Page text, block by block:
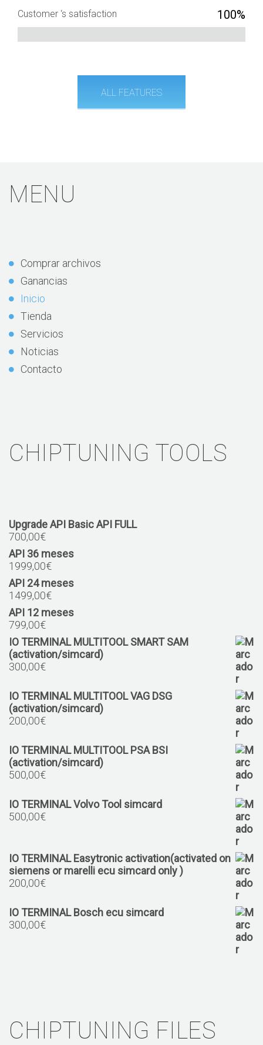
Customer ‘s satisfaction 100%
ALL FEATURES
MENU
Comprar archivos
Ganancias
Inicio
Tienda
Servicios
Noticias
Contacto
CHIPTUNING TOOLS
Upgrade API Basic API FULL
700,00€
API 36 meses
1999,00€
API 24 meses
1499,00€
API 12 meses
799,00€
IO TERMINAL MULTITOOL SMART SAM
(activation/simcard)
300,00€
IO TERMINAL MULTITOOL VAG DSG
(activation/simcard)
200,00€
IO TERMINAL MULTITOOL PSA BSI
(activation/simcard)
500,00€
IO TERMINAL Volvo Tool simcard
500,00€
IO TERMINAL Easytronic activation(activated on
siemens or marelli ecu simcard only )
200,00€
IO TERMINAL Bosch ecu simcard
300,00€
CHIPTUNING FILES